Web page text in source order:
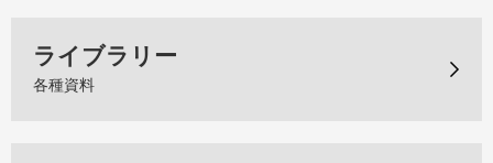
ライブラリー
各種資料